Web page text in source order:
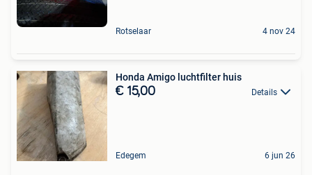
Rotselaar 4 nov 24
Honda Amigo luchtfilter huis
€ 15,00 Details
Edegem 6 jun 26